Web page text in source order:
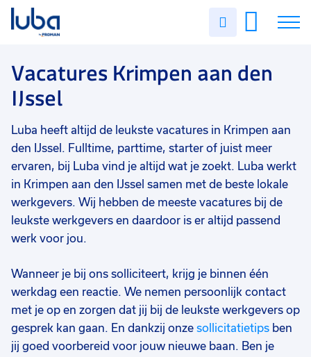
Uren
Vacatures
Over ons
Voor werkgevers
Contact
Vacatures Krimpen aan den
IJssel
Luba heeft altijd de leukste vacatures in Krimpen aan
den IJssel. Fulltime, parttime, starter of juist meer
ervaren, bij Luba vind je altijd wat je zoekt. Luba werkt
in Krimpen aan den IJssel samen met de beste lokale
werkgevers. Wij hebben de meeste vacatures bij de
leukste werkgevers en daardoor is er altijd passend
werk voor jou.
Wanneer je bij ons solliciteert, krijg je binnen één
werkdag een reactie. We nemen persoonlijk contact
met je op en zorgen dat jij bij de leukste werkgevers op
gesprek kan gaan. En dankzij onze sollicitatietips ben
jij goed voorbereid voor jouw nieuwe baan. Ben je
Filter vacatures
Vakgebied 0
Zorg 12
Techniek
Magazijn/logistiek
Staf/HR/Management 4
Commercieel 3
Financieel 3
Transport/chauffeurs
Marketing 1
Opleidingsniveau 0
Mbo